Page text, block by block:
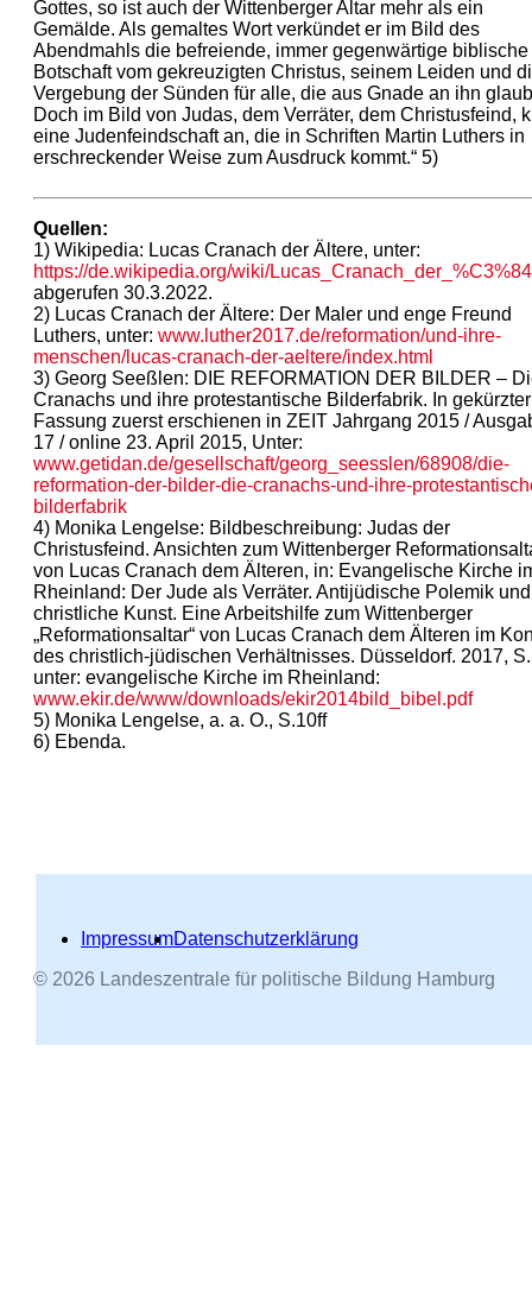
Gottes, so ist auch der Wittenberger Altar mehr als ein
Gemälde. Als gemaltes Wort verkündet er im Bild des
Abendmahls die befreiende, immer gegenwärtige biblische
Botschaft vom gekreuzigten Christus, seinem Leiden und
Vergebung der Sünden für alle, die aus Gnade an ihn
Doch im Bild von Judas, dem Verräter, dem Christusfeind,
eine Judenfeindschaft an, die in Schriften Martin Luthers in
erschreckender Weise zum Ausdruck kommt.“ 5)
Quellen:
1) Wikipedia: Lucas Cranach der Ältere, unter:
https://de.wikipedia.org/wiki/
abgerufen 30.3.2022.
2) Lucas Cranach der Ältere: Der Maler und enge Freund
Luthers, unter: www.luther2017.de/reformation/und-ihre-
menschen/lucas-cranach-der-aeltere/index.html
3) Georg Seeßlen: DIE REFORMATION DER BILDER –
Cranachs und ihre protestantische Bilderfabrik. In gekürzter
Fassung zuerst erschienen in ZEIT Jahrgang 2015 /
17 / online 23. April 2015, Unter:
www.getidan.de/gesellschaft/georg_seesslen/68908/die-
reformation-der-bilder-die-cranachs-und-ihre-
bilderfabrik
4) Monika Lengelse: Bildbeschreibung: Judas der
Christusfeind. Ansichten zum Wittenberger
von Lucas Cranach dem Älteren, in: Evangelische Kirche
Rheinland: Der Jude als Verräter. Antijüdische Polemik und
christliche Kunst. Eine Arbeitshilfe zum Wittenberger
„Reformationsaltar“ von Lucas Cranach dem Älteren im
des christlich-jüdischen Verhältnisses. Düsseldorf. 2017,
unter: evangelische Kirche im Rheinland:
www.ekir.de/www/downloads/ekir2014bild_bibel.pdf
5) Monika Lengelse, a. a. O., S.10ff
6) Ebenda.
ImpressumDatenschutzerklärung
© 2026 Landeszentrale für politische Bildung Hamburg